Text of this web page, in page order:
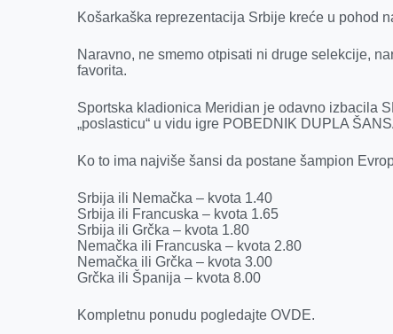
r
Košarkaška reprezentacija Srbije kreće u pohod
Naravno, ne smemo otpisati ni druge selekcije,
favorita.
Sportska kladionica Meridian je odavno izbacila
„poslasticu“ u vidu igre POBEDNIK DUPLA
Ko to ima najviše šansi da postane šampion
Srbija ili Nemačka – kvota 1.40
Srbija ili Francuska – kvota 1.65
Srbija ili Grčka – kvota 1.80
Nemačka ili Francuska – kvota 2.80
Nemačka ili Grčka – kvota 3.00
Grčka ili Španija – kvota 8.00
Kompletnu ponudu pogledajte OVDE.